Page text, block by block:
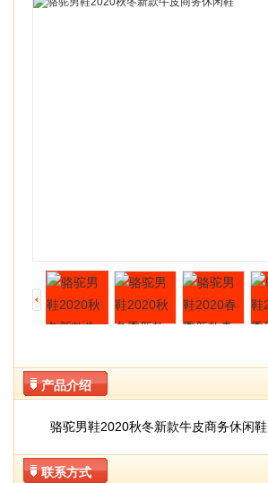
产品介绍
骆驼男鞋2020秋冬新款牛皮商务休闲鞋
联系方式